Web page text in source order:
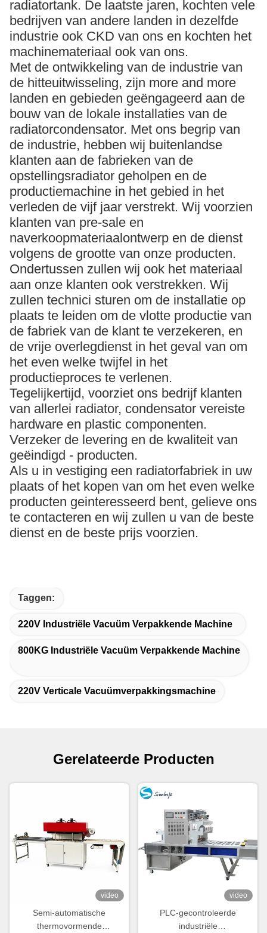
radiatortank. De laatste jaren, kochten vele
bedrijven van andere landen in dezelfde
industrie ook CKD van ons en kochten het
machinemateriaal ook van ons.
Met de ontwikkeling van de industrie van
de hitteuitwisseling, zijn more and more
landen en gebieden geëngageerd aan de
bouw van de lokale installaties van de
radiatorcondensator. Met ons begrip van
de industrie, hebben wij buitenlandse
klanten aan de fabrieken van de
opstellingsradiator geholpen en de
productiemachine in het gebied in het
verleden de vijf jaar verstrekt. Wij voorzien
klanten van pre-sale en
naverkoopmateriaalontwerp en de dienst
volgens de grootte van onze producten.
Ondertussen zullen wij ook het materiaal
aan onze klanten ook verstrekken. Wij
zullen technici sturen om de installatie op
plaats te leiden om de vlotte productie van
de fabriek van de klant te verzekeren, en
de vrije overlegdienst in het geval van om
het even welke twijfel in het
productieproces te verlenen.
Tegelijkertijd, voorziet ons bedrijf klanten
van allerlei radiator, condensator vereiste
hardware en plastic componenten.
Verzeker de levering en de kwaliteit van
geëindigd - producten.
Als u in vestiging een radiatorfabriek in uw
plaats of het kopen van om het even welke
producten geinteresseerd bent, gelieve ons
te contacteren en wij zullen u van de beste
dienst en de beste prijs voorzien.
Taggen:
220V Industriële Vacuüm Verpakkende Machine
800KG Industriële Vacuüm Verpakkende Machine
220V Verticale Vacuümverpakkingsmachine
Gerelateerde Producten
video
Semi-automatische
thermovormende
video
PLC-gecontroleerde
industriële